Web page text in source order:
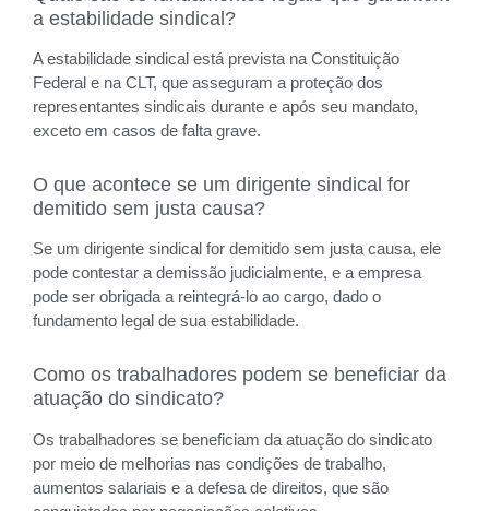
a estabilidade sindical?
A estabilidade sindical está prevista na Constituição
Federal e na CLT, que asseguram a proteção dos
representantes sindicais durante e após seu mandato,
exceto em casos de falta grave.
O que acontece se um dirigente sindical for
demitido sem justa causa?
Se um dirigente sindical for demitido sem justa causa, ele
pode contestar a demissão judicialmente, e a empresa
pode ser obrigada a reintegrá-lo ao cargo, dado o
fundamento legal de sua estabilidade.
Como os trabalhadores podem se beneficiar da
atuação do sindicato?
Os trabalhadores se beneficiam da atuação do sindicato
por meio de melhorias nas condições de trabalho,
aumentos salariais e a defesa de direitos, que são